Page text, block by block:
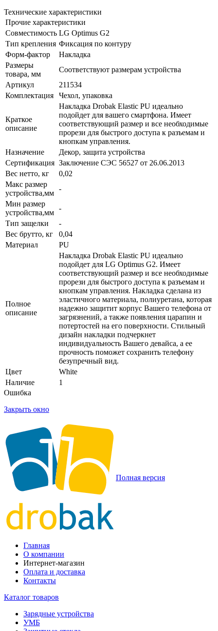
Технические характеристики
Прочие характеристики
Совместимость LG Optimus G2
Тип крепления Фиксация по контуру
Форм-фактор
Накладка
Размеры
товара, мм
Соответствуют размерам устройства
Артикул
211534
Комплектация
Чехол, упаковка
Краткое
описание
Накладка Drobak Elastic PU идеально
подойдет для вашего смартфона. Имеет
соответствующий размер и все необходимые
прорези для быстрого доступа к разъемам и
кнопкам управления.
Назначение
Декор, защита устройства
Сертификация Заключение СЭС 56527 от 26.06.2013
Вес нетто, кг
0,02
Макс размер
устройства,мм
-
Мин размер
устройства,мм
-
Тип защелки
-
Вес брутто, кг
0,04
Материал
PU
Полное
описание
Накладка Drobak Elastic PU идеально
подойдет для LG Optimus G2. Имеет
соответствующий размер и все необходимые
прорези для быстрого доступа к разъемам и
кнопкам управления. Накладка сделана из
эластичного материала, полиуретана, которая
надежно защитит корпус Вашего телефона от
загрязнений, а также появления царапин и
потертостей на его поверхности. Стильный
дизайн накладки подчеркнет
индивидуальность Вашего девайса, а ее
прочность поможет сохранить телефону
безупречный вид.
Цвет
White
Наличие
1
Ошибка
Закрыть окно
Полная версия
Главная
О компании
Интернет-магазин
Оплата и доставка
Контакты
Каталог товаров
Зарядные устройства
УМБ